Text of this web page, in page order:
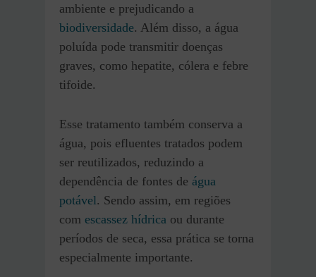
ambiente e prejudicando a
biodiversidade. Além disso, a água
poluída pode transmitir doenças
graves, como hepatite, cólera e febre
tifoide.
Esse tratamento também conserva a
água, pois efluentes tratados podem
ser reutilizados, reduzindo a
dependência de fontes de água
potável. Sendo assim, em regiões
com escassez hídrica ou durante
períodos de seca, essa prática se torna
especialmente importante.